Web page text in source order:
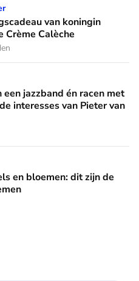
Wilhelmina: de
van koningin
Crème Calèche
én racen met auto's: dit zijn
jazzband én racen met
interesses van Pieter van
dit zijn de Spaanse diademen
en bloemen: dit zijn de